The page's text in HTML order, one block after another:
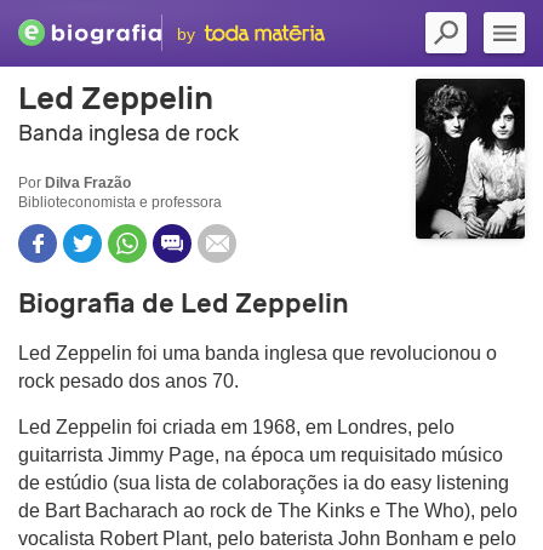
by
Led Zeppelin
Banda inglesa de rock
Por Dilva Frazão
Biblioteconomista e professora
Biografia de Led Zeppelin
Led Zeppelin foi uma banda inglesa que revolucionou o
rock pesado dos anos 70.
Led Zeppelin foi criada em 1968, em Londres, pelo
guitarrista Jimmy Page, na época um requisitado músico
de estúdio (sua lista de colaborações ia do easy listening
de Bart Bacharach ao rock de The Kinks e The Who), pelo
vocalista Robert Plant, pelo baterista John Bonham e pelo